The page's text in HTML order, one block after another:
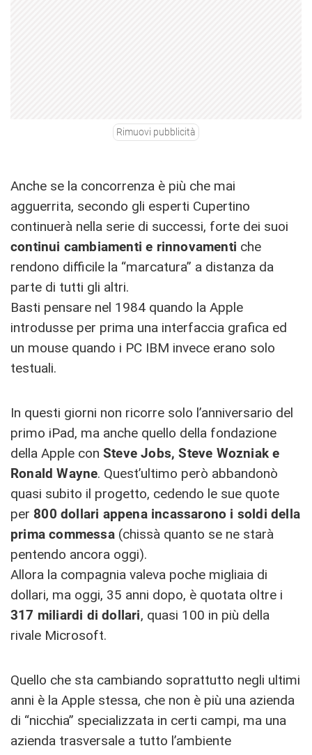
Rimuovi pubblicità
Anche se la concorrenza è più che mai
agguerrita, secondo gli esperti Cupertino
continuerà nella serie di successi, forte dei suoi
continui cambiamenti e rinnovamenti che
rendono difficile la “marcatura” a distanza da
parte di tutti gli altri.
Basti pensare nel 1984 quando la Apple
introdusse per prima una interfaccia grafica ed
un mouse quando i PC IBM invece erano solo
testuali.
In questi giorni non ricorre solo l’anniversario del
primo iPad, ma anche quello della fondazione
della Apple con Steve Jobs, Steve Wozniak e
Ronald Wayne. Quest’ultimo però abbandonò
quasi subito il progetto, cedendo le sue quote
per 800 dollari appena incassarono i soldi della
prima commessa(chissà quanto se ne starà
pentendo ancora oggi).
Allora la compagnia valeva poche migliaia di
dollari, ma oggi, 35 anni dopo, è quotata oltre i
317 miliardi di dollari, quasi 100 in più della
rivale Microsoft.
Quello che sta cambiando soprattutto negli ultimi
anni è la Apple stessa, che non è più una azienda
di “nicchia” specializzata in certi campi, ma una
azienda trasversale a tutto l’ambiente